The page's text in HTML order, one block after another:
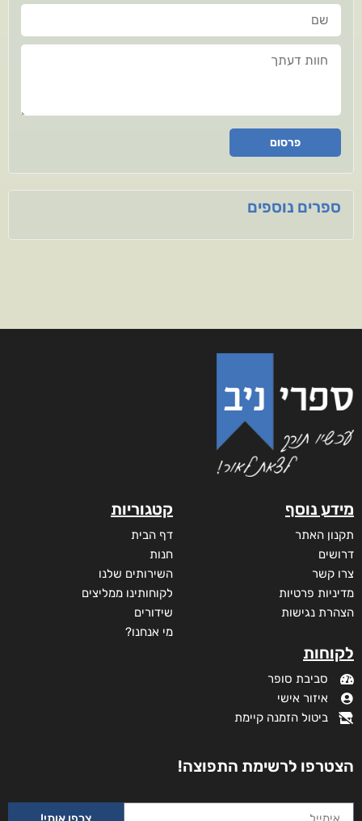
שם
חוות דעתך
פרסום
ספרים נוספים
מידע נוסף
תקנון האתר
דרושים
צרו קשר
מדיניות פרטיות
הצהרת נגישות
לקוחות
סביבת סופר
איזור אישי
ביטול הזמנה קיימת
קטגוריות
דף הבית
חנות
השירותים שלנו
לקוחותינו ממליצים
שידורים
מי אנחנו?
הצטרפו לרשימת התפוצה!